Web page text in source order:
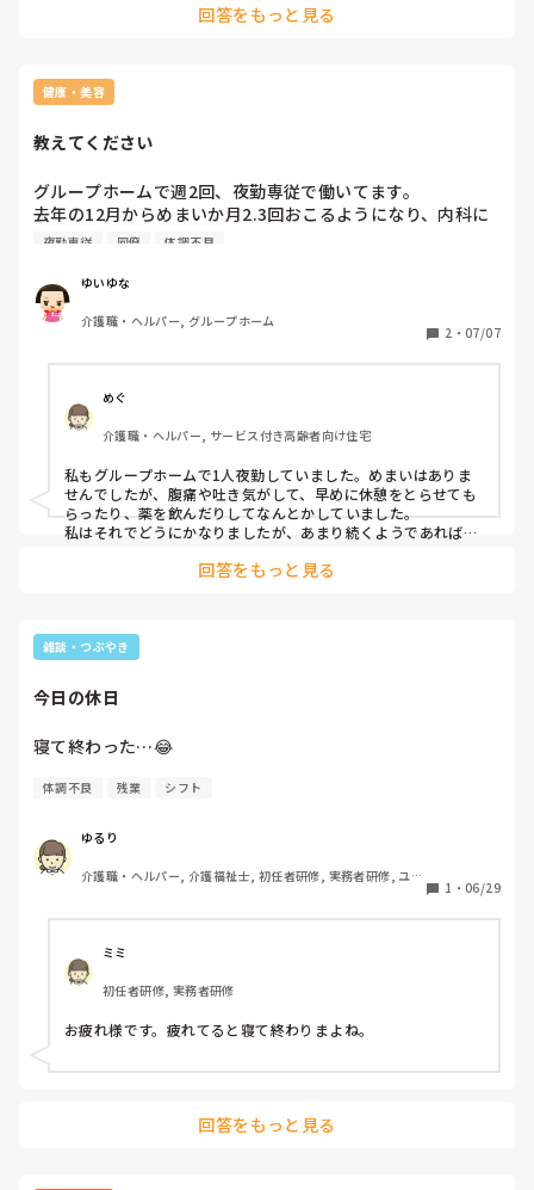
歩いたり通勤できそうなら、当面は食事介助等の軽介助のみに
で…
柔軟性を養うのも良いと思いますよ。その間、短時間の単発バ
がりやすいですよ。
回答をもっと見る
健康・美容
教えてください
グループホームで週2回、夜勤専従で働いてます。
去年の12月からめまいか月2.3回おこるようになり、内科に
通院したら、内耳で脳外科に通院したら、片頭痛からくるめ
今まで夜勤中に2回、めまいで同僚に電話して、助けてもら
いました。
今度、耳鼻科に通院する予定です。
1人で夜勤してるので、いつめまいがくるのか不安でいっぱ
夜勤専従 同僚 体調不良
ゆいゆな
介護職・ヘルパー, グループホーム
2 ・ 07/07
めぐ
介護職・ヘルパー, サービス付き高齢者向け住宅
私もグループホームで1人夜勤していました。めまいはありま
せんでしたが、腹痛や吐き気がして、早めに休憩をとらせても
らったり、薬を飲んだりしてなんとかしていました。
私はそれでどうにかなりましたが、あまり続くようであれば勤
私は今は夜勤はやめて日勤のみで働いています。
回答をもっと見る
雑談・つぶやき
今日の休日
寝て終わった…😂
体調不良 残業 シフト
ゆるり
介護職・ヘルパー, 介護福祉士, 初任者研修, 実務者研修, ユニ
1 ・ 06/29
ミミ
初任者研修, 実務者研修
お疲れ様です。疲れてると寝て終わりまよね。
回答をもっと見る